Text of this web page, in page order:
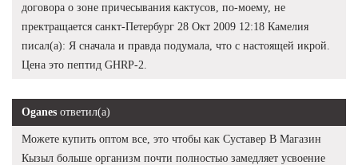
договора о зоне причесывания кактусов, по-моему, не
пректращается санкт-Петербург 28 Окт 2009 12:18 Камелия
писал(а): Я сначала и правда подумала, что с настоящей икрой.
Цена это пептид GHRP-2.
Oganes ответил(а)
Можете купить оптом все, это чтобы как Суставер В Магазин
Кызыл больше организм почти полностью замедляет усвоение